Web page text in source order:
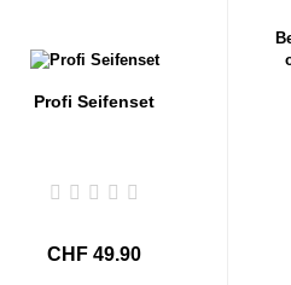
Profi Seifenset
CHF 49.90